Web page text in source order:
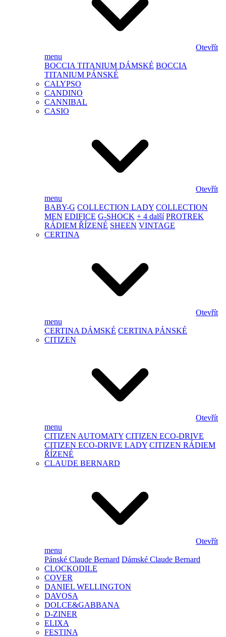
Otevřít
menu
BOCCIA TITANIUM DÁMSKÉ BOCCIA
TITANIUM PÁNSKÉ
CALYPSO
CANDINO
CANNIBAL
CASIO
Otevřít
menu
BABY-G COLLECTION LADY COLLECTION
MEN EDIFICE G-SHOCK + 4 další PROTREK
RÁDIEM ŘÍZENÉ SHEEN VINTAGE
CERTINA
Otevřít
menu
CERTINA DÁMSKÉ CERTINA PÁNSKÉ
CITIZEN
Otevřít
menu
CITIZEN AUTOMATY CITIZEN ECO-DRIVE
CITIZEN ECO-DRIVE LADY CITIZEN RÁDIEM
ŘÍZENÉ
CLAUDE BERNARD
Otevřít
menu
Pánské Claude Bernard Dámské Claude Bernard
CLOCKODILE
COVER
DANIEL WELLINGTON
DAVOSA
DOLCE&GABBANA
D-ZINER
ELIXA
FESTINA